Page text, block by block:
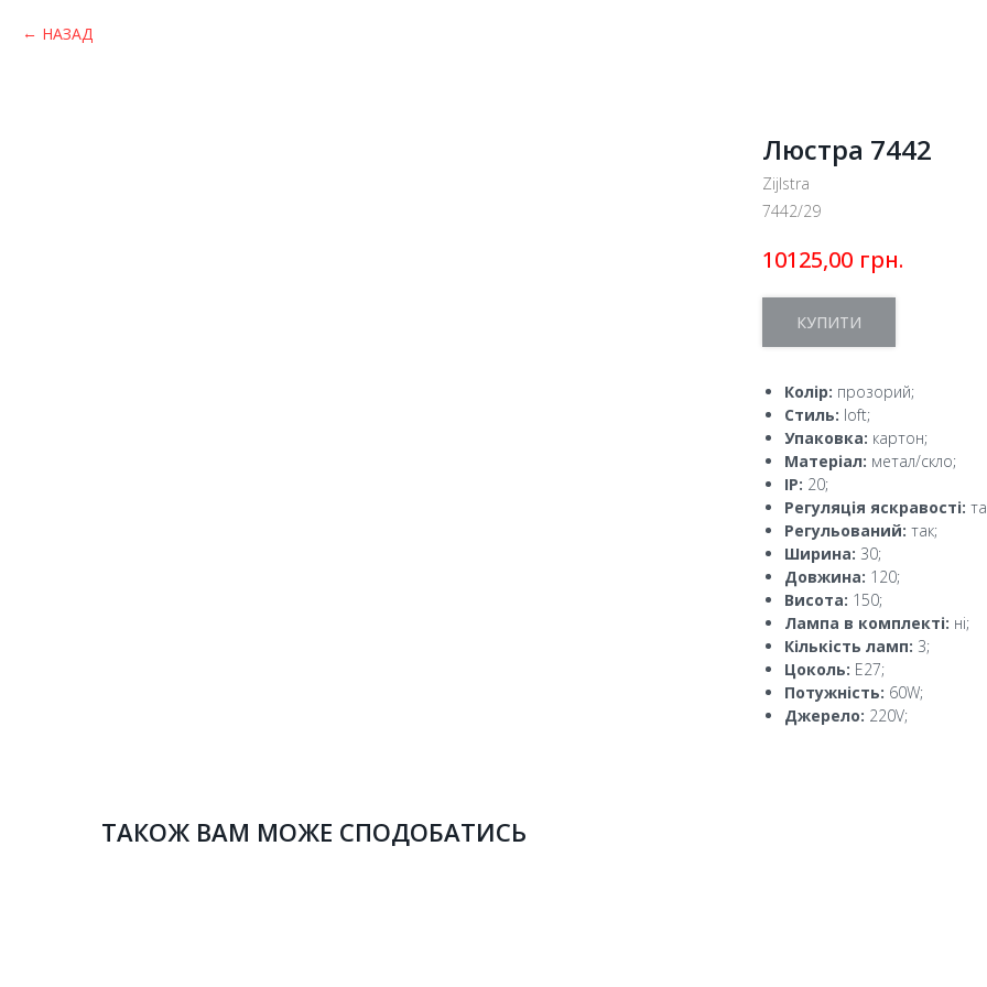
НАЗАД
Люстра 7442
Zijlstra
7442/29
10125,00 грн.
КУПИТИ
Колір: прозорий;
Стиль: loft;
Упаковка: картон;
Матеріал: метал/скло;
IP: 20;
Регуляція яскравості:
Регульований: так;
Ширина: 30;
Довжина: 120;
Висота: 150;
Лампа в комплекті: ні;
Кількість ламп: 3;
Цоколь: E27;
Потужність: 60W;
Джерело: 220V;
ТАКОЖ ВАМ МОЖЕ СПОДОБАТИСЬ